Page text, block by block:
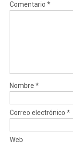
Comentario *
Nombre *
Correo electrónico *
Web